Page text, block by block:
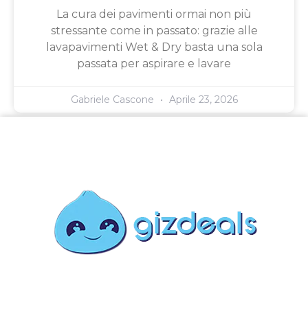
La cura dei pavimenti ormai non più
stressante come in passato: grazie alle
lavapavimenti Wet & Dry basta una sola
passata per aspirare e lavare
Gabriele Cascone Aprile 23, 2026